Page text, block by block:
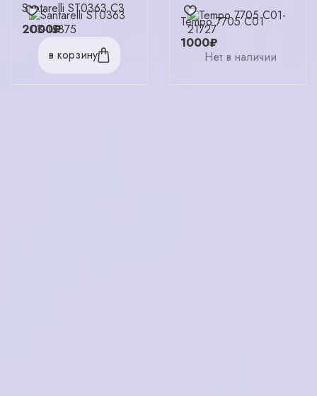
Santarelli ST0363 C3
2000₽
в корзину
Tempo 7705 С01
1000₽
Нет в наличии